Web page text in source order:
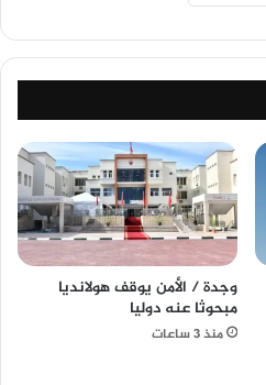
وجدة / الأمن يوقف هولانديا
مبحوثا عنه دوليا
منذ 3 ساعات